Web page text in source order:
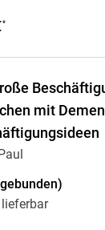
*
mit